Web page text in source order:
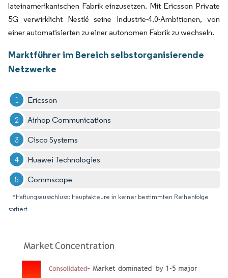
lateinamerikanischen Fabrik einzusetzen. Mit Ericsson Private
5G verwirklicht Nestlé seine Industrie-4.0-Ambitionen, von
einer automatisierten zu einer autonomen Fabrik zu wechseln.
Marktführer im Bereich selbstorganisierende
Netzwerke
Ericsson
Airhop Communications
Cisco Systems
Huawei Technologies
Commscope
*Haftungsausschluss: Hauptakteure in keiner bestimmten Reihenfolge
sortiert